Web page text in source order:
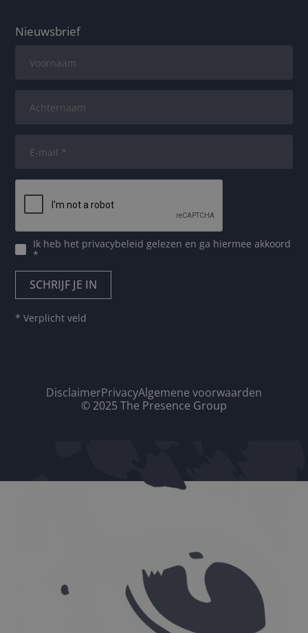
Nieuwsbrief
Ik heb het privacybeleid gelezen en ga hiermee akkoord
*
* Verplicht veld
DisclaimerPrivacyAlgemene voorwaarden
© 2025 The Presence Group